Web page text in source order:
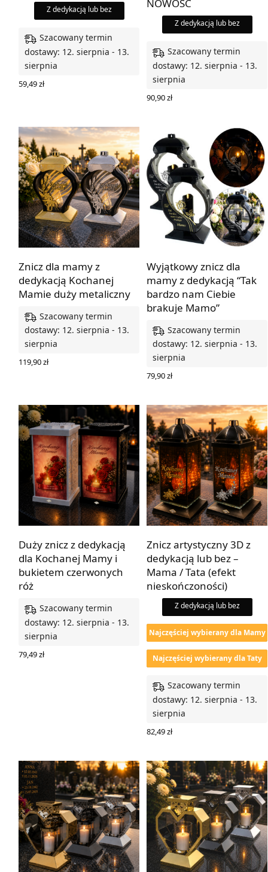
Z dedykacją lub bez
Szacowany termin
dostawy: 12. sierpnia - 13.
sierpnia
59,49zł
NOWOŚĆ
Z dedykacją lub bez
Szacowany termin
dostawy: 12. sierpnia - 13.
sierpnia
90,90zł
Znicz dla mamy z
dedykacją Kochanej
Mamie duży metaliczny
Szacowany termin
dostawy: 12. sierpnia - 13.
sierpnia
119,90zł
Wyjątkowy znicz dla
mamy z dedykacją “Tak
bardzo nam Ciebie
brakuje Mamo”
Szacowany termin
dostawy: 12. sierpnia - 13.
sierpnia
79,90zł
Duży znicz z dedykacją
dla Kochanej Mamy i
bukietem czerwonych
róż
Szacowany termin
dostawy: 12. sierpnia - 13.
sierpnia
79,49zł
Znicz artystyczny 3D z
dedykacją lub bez –
Mama / Tata (efekt
nieskończoności)
Z dedykacją lub bez
Najczęściej wybierany dla Mamy
Najczęściej wybierany dla Taty
Szacowany termin
dostawy: 12. sierpnia - 13.
sierpnia
82,49zł